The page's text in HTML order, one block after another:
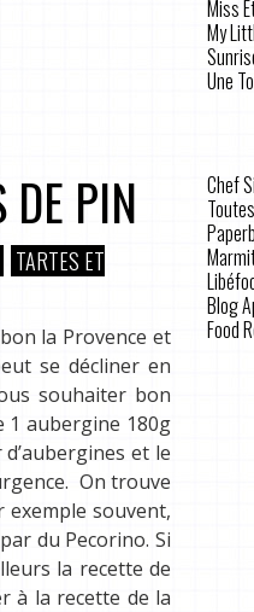
DE PIN
TARTES ET
la Provence et
se décliner en
souhaiter bon
1 aubergine 180g
et le
On trouve
exemple souvent,
du Pecorino. Si
la recette de
à la recette de la
Miss
My
Une
Chef
Blog
Food